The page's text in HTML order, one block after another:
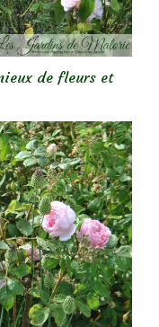
de fleurs et